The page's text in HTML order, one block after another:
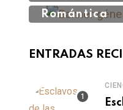
Romántica
ENTRADAS